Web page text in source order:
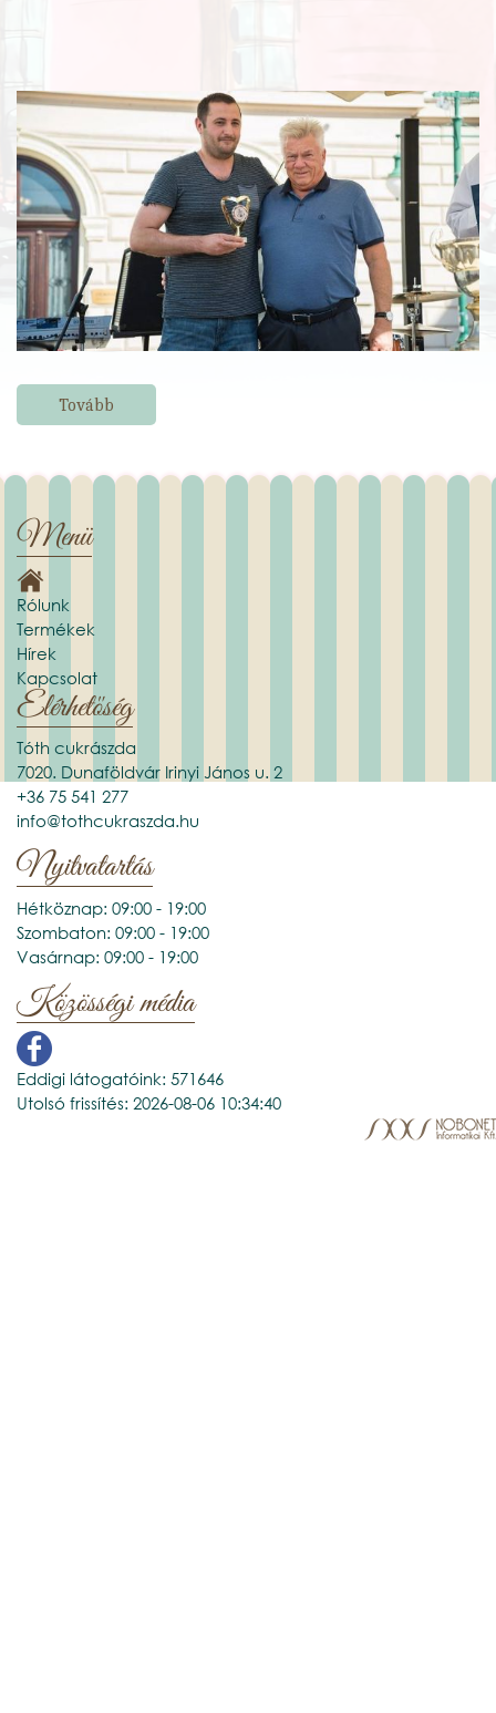
Tovább
Menü
Rólunk
Termékek
Hírek
Kapcsolat
Elérhetőség
Tóth cukrászda
7020. Dunaföldvár Irinyi János u. 2
+36 75 541 277
info@tothcukraszda.hu
Nyitvatartás
Hétköznap: 09:00 - 19:00
Szombaton: 09:00 - 19:00
Vasárnap: 09:00 - 19:00
Közösségi média
Eddigi látogatóink: 571646
Utolsó frissítés: 2026-08-06 10:34:40